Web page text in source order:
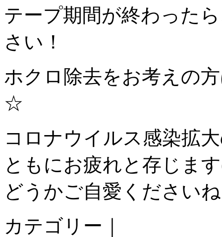
テープ期間が終わった
さい！
ホクロ除去をお考えの
☆
コロナウイルス感染拡
ともにお疲れと存じま
どうかご自愛ください
カテゴリー｜